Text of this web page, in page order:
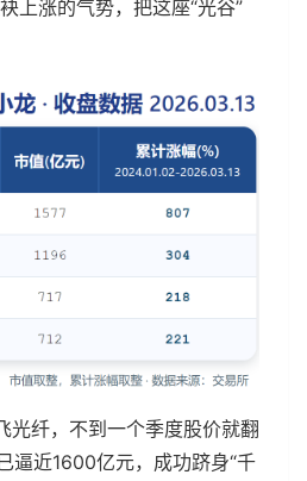
上涨的气势，把这座“光谷”
光纤，不到一个季度股价就翻
逼近1600亿元，成功跻身“千